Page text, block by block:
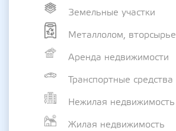
Земельные участки
Металлолом, вторсырье
Аренда недвижимости
Транспортные средства
Нежилая недвижимость
Жилая недвижимость